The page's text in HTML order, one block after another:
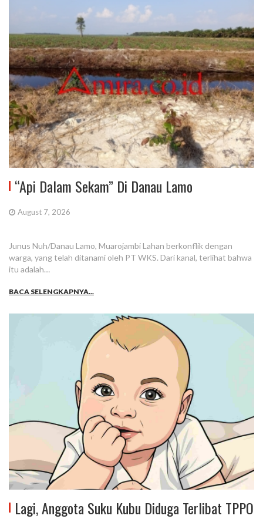
“Api Dalam Sekam” Di Danau Lamo
August 7, 2026
Junus Nuh/Danau Lamo, Muarojambi Lahan berkonflik dengan
warga, yang telah ditanami oleh PT WKS. Dari kanal, terlihat bahwa
itu adalah…
BACA SELENGKAPNYA...
Lagi, Anggota Suku Kubu Diduga Terlibat TPPO